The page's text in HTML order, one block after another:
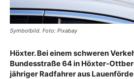
Symbolbild. Foto: Pixabay
Höxter. Bei einem schweren
Bundesstraße 64 in Höxter-
jähriger Radfahrer aus